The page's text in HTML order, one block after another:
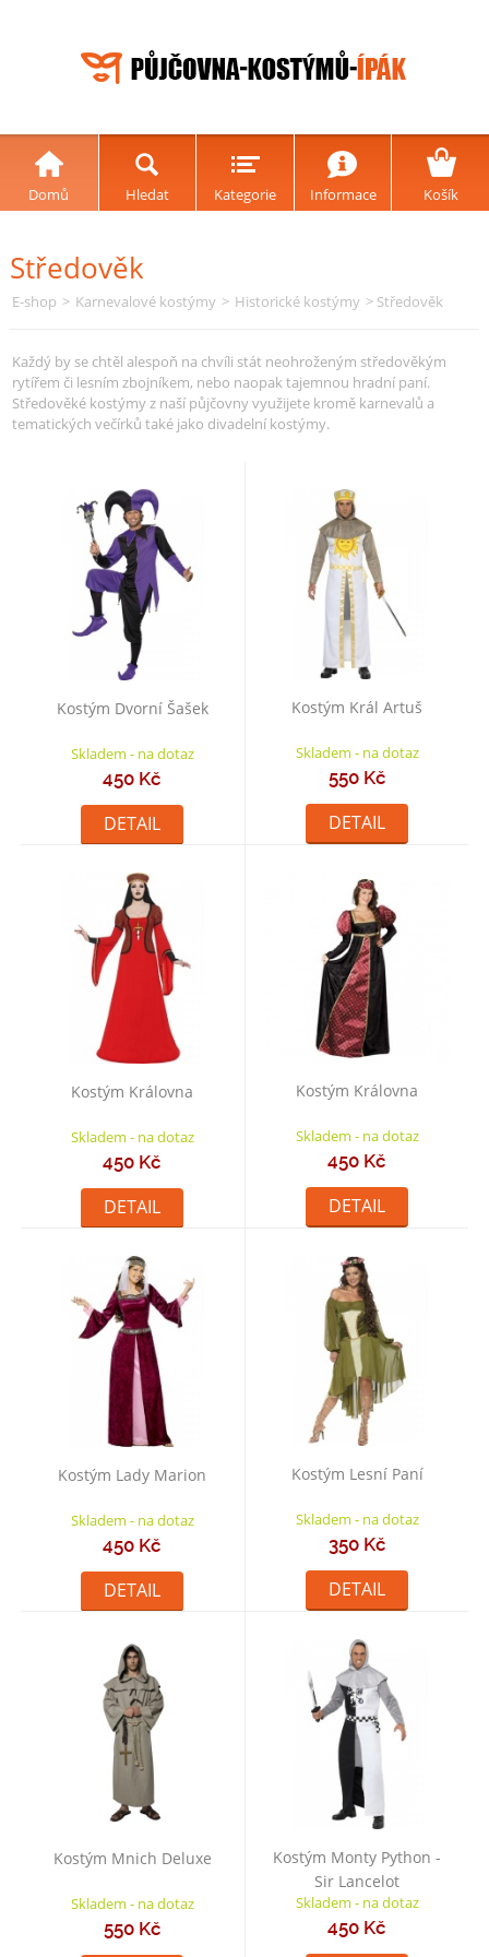
Domů Hledat Kategorie Informace Košík
Středověk
E-shop > Karnevalové kostýmy > Historické kostýmy > Středověk
Každý by se chtěl alespoň na chvíli stát neohroženým středověkým
rytířem či lesním zbojníkem, nebo naopak tajemnou hradní paní.
Středověké kostýmy z naší půjčovny využijete kromě karnevalů a
tematických večírků také jako divadelní kostýmy.
Kostým Dvorní Šašek
Skladem - na dotaz
450 Kč
DETAIL
Kostým Král Artuš
Skladem - na dotaz
550 Kč
DETAIL
Kostým Královna
Skladem - na dotaz
450 Kč
DETAIL
Kostým Královna
Skladem - na dotaz
450 Kč
DETAIL
Kostým Lady Marion
Skladem - na dotaz
450 Kč
DETAIL
Kostým Lesní Paní
Skladem - na dotaz
350 Kč
DETAIL
Kostým Mnich Deluxe
Skladem - na dotaz
550 Kč
Kostým Monty Python -
Sir Lancelot
Skladem - na dotaz
450 Kč